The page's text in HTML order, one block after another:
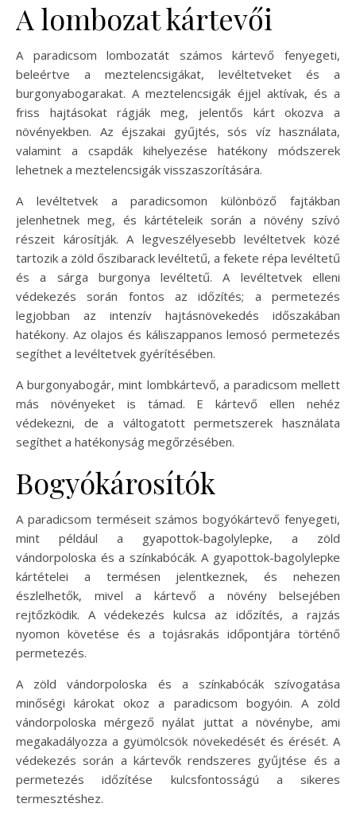
A lombozat kártevői
A paradicsom lombozatát számos kártevő fenyegeti,
beleértve a meztelencsigákat, levéltetveket és a
burgonyabogarakat. A meztelencsigák éjjel aktívak, és a
friss hajtásokat rágják meg, jelentős kárt okozva a
növényekben. Az éjszakai gyűjtés, sós víz használata,
valamint a csapdák kihelyezése hatékony módszerek
lehetnek a meztelencsigák visszaszorítására.
A levéltetvek a paradicsomon különböző fajtákban
jelenhetnek meg, és kártételeik során a növény szívó
részeit károsítják. A legveszélyesebb levéltetvek közé
tartozik a zöld őszibarack levéltetű, a fekete répa levéltetű
és a sárga burgonya levéltetű. A levéltetvek elleni
védekezés során fontos az időzítés; a permetezés
legjobban az intenzív hajtásnövekedés időszakában
hatékony. Az olajos és káliszappanos lemosó permetezés
segíthet a levéltetvek gyérítésében.
A burgonyabogár, mint lombkártevő, a paradicsom mellett
más növényeket is támad. E kártevő ellen nehéz
védekezni, de a váltogatott permetszerek használata
segíthet a hatékonyság megőrzésében.
Bogyókárosítók
A paradicsom terméseit számos bogyókártevő fenyegeti,
mint például a gyapottok-bagolylepke, a zöld
vándorpoloska és a színkabócák. A gyapottok-bagolylepke
kártételei a termésen jelentkeznek, és nehezen
észlelhetők, mivel a kártevő a növény belsejében
rejtőzködik. A védekezés kulcsa az időzítés, a rajzás
nyomon követése és a tojásrakás időpontjára történő
permetezés.
A zöld vándorpoloska és a színkabócák szívogatása
minőségi károkat okoz a paradicsom bogyóin. A zöld
vándorpoloska mérgező nyálat juttat a növénybe, ami
megakadályozza a gyümölcsök növekedését és érését. A
védekezés során a kártevők rendszeres gyűjtése és a
permetezés időzítése kulcsfontosságú a sikeres
termesztéshez.